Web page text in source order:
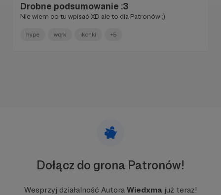
Drobne podsumowanie :3
Nie wiem co tu wpisać XD ale to dla Patronów ;)
hype work ikonki +5
Dołącz do grona Patronów!
Wesprzyj działalność Autora Wiedxma już teraz!